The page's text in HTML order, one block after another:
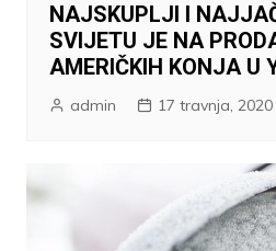
NAJSKUPLJI I
SVIJETU JE NA
AMERIČKIH KONJA U
admin 17 travnja, 2020